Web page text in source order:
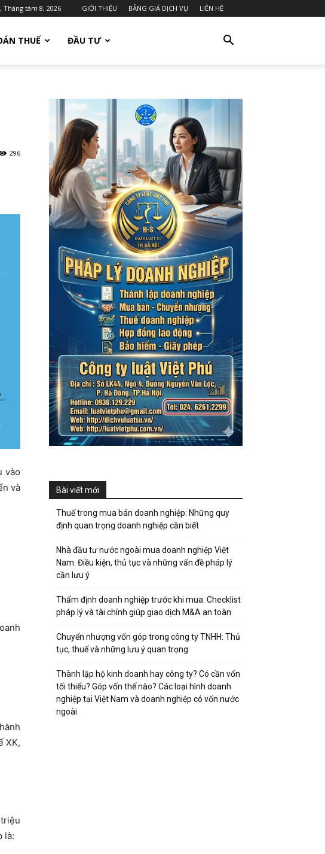
Tháng tám 8, 2026 GIỚI THIỆU BẢNG GIÁ DỊCH VỤ LIÊN HỆ
THUẾ ĐẦU TƯ
296
vào
và
XK,
là:
Bài viết mới
Thuế trong mua bán doanh nghiệp: Những quy
định quan trọng doanh nghiệp cần biết
Nhà đầu tư nước ngoài mua doanh nghiệp Việt
Nam: Điều kiện, thủ tục và những vấn đề pháp lý
cần lưu ý
Thẩm định doanh nghiệp trước khi mua: Checklist
pháp lý và tài chính giúp giao dịch M&A an toàn
Chuyển nhượng vốn góp trong công ty TNHH: Thủ
tục, thuế và những lưu ý quan trọng
Thành lập hộ kinh doanh hay công ty? Có cần vốn
tối thiểu? Góp vốn thế nào? Các loại hình doanh
nghiệp tại Việt Nam và doanh nghiệp có vốn nước
ngoài